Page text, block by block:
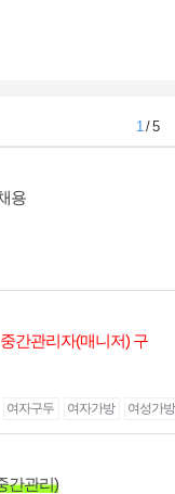
1/ 5
용
간관리자(매니저) 구
여자구두 여자가방 여성가방
간관리)